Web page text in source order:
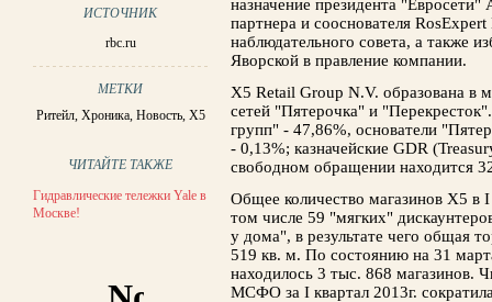
ИСТОЧНИК
rbc.ru
МЕТКИ
Ритейл, Хроника, Новость, X5
ЧИТАЙТЕ ТАКЖЕ
Гидравлические тележки Yale в
Москве!
назначение президента
партнера и сооснователя
наблюдательного совета, а также
Яворской в правление компании.
Х5 Retail Group N.V. образована в
сетей "Пятерочка" и
групп" - 47,86%, основатели
- 0,13%; казначейские GDR
свободном обращении находится
Общее количество магазинов X5 в I
том числе 59 "мягких"
у дома", в результате чего общая
519 кв. м. По состоянию на 31
находилось 3 тыс. 868 магазинов.
МСФО за I квартал 2013г.